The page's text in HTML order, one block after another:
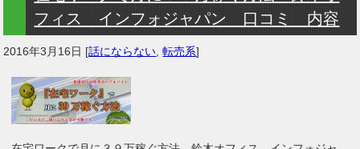
フィス インフォジャパン 口コミ 内容
2016年3月16日 [話にならない ,転売系]